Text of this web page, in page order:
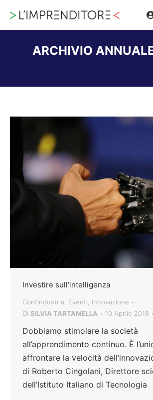
ARCHIVIO
Investire sull’intelligenza
Confindustria, Eventi, Innovazione
Di SILVIA TARTAMELLA 10 Aprile 2018
Dobbiamo stimolare la società
all’apprendimento continuo. È
affrontare la velocità
di Roberto Cingolani, Direttore
dell’Istituto Italiano di Tecnologia